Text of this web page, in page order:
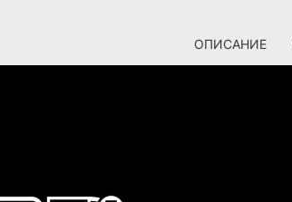
ОПИСАНИЕ